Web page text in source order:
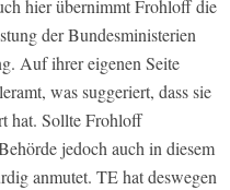
hier übernimmt Frohloff die
der Bundesministerien
Auf ihrer eigenen Seite
was suggeriert, dass sie
hat. Sollte Frohloff
jedoch auch in diesem
anmutet. TE hat deswegen